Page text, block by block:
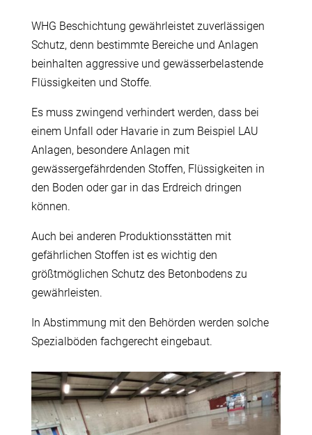
WHG Beschichtung gewährleistet zuverlässigen
Schutz, denn bestimmte Bereiche und Anlagen
beinhalten aggressive und gewässerbelastende
Flüssigkeiten und Stoffe.
Es muss zwingend verhindert werden, dass bei
einem Unfall oder Havarie in zum Beispiel LAU
Anlagen, besondere Anlagen mit
gewässergefährdenden Stoffen, Flüssigkeiten in
den Boden oder gar in das Erdreich dringen
können.
Auch bei anderen Produktionsstätten mit
gefährlichen Stoffen ist es wichtig den
größtmöglichen Schutz des Betonbodens zu
gewährleisten.
In Abstimmung mit den Behörden werden solche
Spezialböden fachgerecht eingebaut.